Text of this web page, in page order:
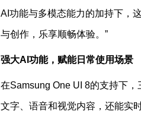
AI功能与多模态能力的加持下，
与创作，乐享顺畅体验。”
强大AI功能，赋能日常使用场景
在Samsung One UI 8的支持下
文字、语音和视觉内容，还能实